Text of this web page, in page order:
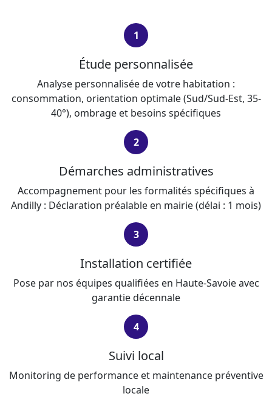
1
Étude personnalisée
Analyse personnalisée de votre habitation :
consommation, orientation optimale (Sud/Sud-Est, 35-
40°), ombrage et besoins spécifiques
2
Démarches administratives
Accompagnement pour les formalités spécifiques à
Andilly : Déclaration préalable en mairie (délai : 1 mois)
3
Installation certifiée
Pose par nos équipes qualifiées en Haute-Savoie avec
garantie décennale
4
Suivi local
Monitoring de performance et maintenance préventive
locale